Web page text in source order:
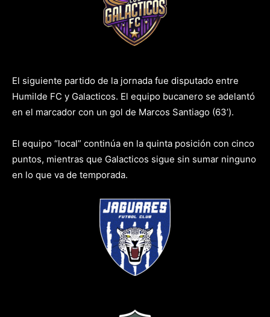
El siguiente partido de la jornada fue disputado entre
Humilde FC y Galacticos. El equipo bucanero se adelantó
en el marcador con un gol de Marcos Santiago (63’).
El equipo “local” continúa en la quinta posición con cinco
puntos, mientras que Galacticos sigue sin sumar ninguno
en lo que va de temporada.